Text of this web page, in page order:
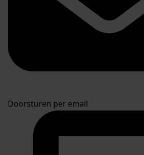
Doorsturen per email